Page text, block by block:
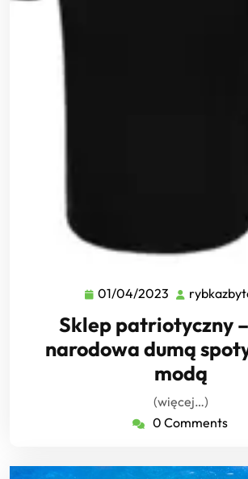
01/04/2023 01/04/2023
Sklep patriotyczny
narodowa dumą
modą
(więcej…)
0 Comments